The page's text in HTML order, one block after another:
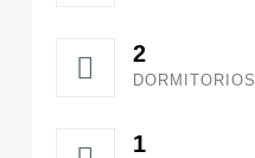
2
DORMITORIOS
1